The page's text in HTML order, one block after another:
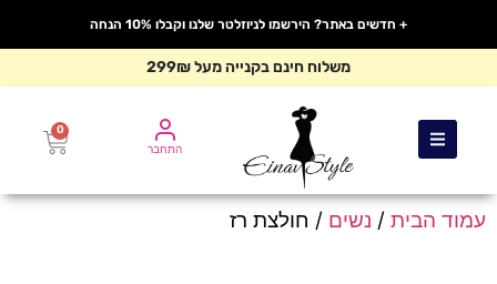
+ חדשים באתר? הירשמו לניוזלטר שלנו וקבלו 10% הנחה
משלוח חינם בקנייה מעל 299₪
0
התחבר
עמוד הבית / נשים / חולצת רז